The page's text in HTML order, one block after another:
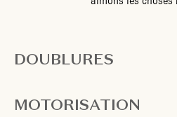
DOUBLURES
MOTORISATION